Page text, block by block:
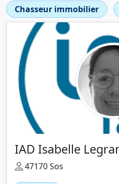
Chasseur immobilier
IAD Isabelle
47170 Sos